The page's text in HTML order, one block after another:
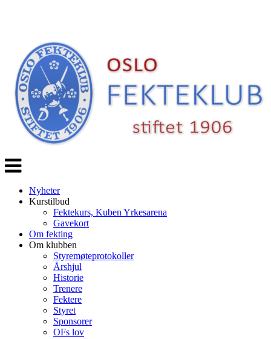
Veksle
navigasjon
Nyheter
Kurstilbud
Fektekurs, Kuben Yrkesarena
Gavekort
Om fekting
Om klubben
Styremøteprotokoller
Årshjul
Historie
Trenere
Fektere
Styret
Sponsorer
OFs lov